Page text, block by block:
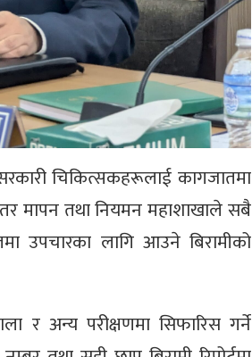
चिकित्सकहरूलाई कागजातमा
मापन तथा नियमन महाशाखाले सबै
उपचारका लागि आउने बिरामीको
र अन्य परीक्षणमा सिफारिस गर्ने